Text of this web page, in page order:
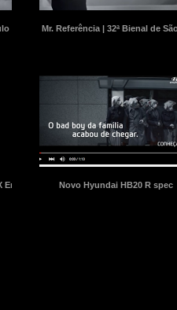
Mr. Referência | 32ª Bienal de
Erasmo VianaNovo Hyundai HB20 R spec